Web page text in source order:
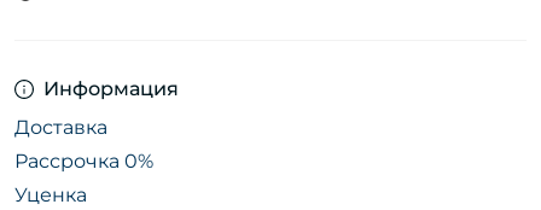
Информация
Доставка
Рассрочка 0%
Уценка